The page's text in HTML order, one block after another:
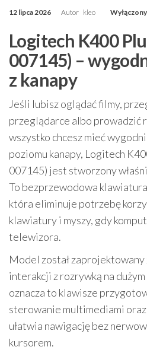
12 lipca 2026 Autor kleo Wyłączony
Logitech K400
007145) –
z kanapy
Jeśli lubisz oglądać filmy,
przeglądarce albo prowadzić
wszystko chcesz mieć
poziomu kanapy, Logitech
007145) jest stworzony
To bezprzewodowa
która eliminuje potrzebę
klawiatury i myszy, gdy
telewizora.
Model został
interakcji z rozrywką na
oznacza to klawisze
sterowanie multimediami
ułatwia nawigację bez
kursorem.